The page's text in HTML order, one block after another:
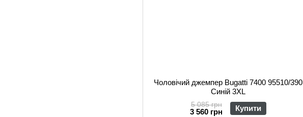
Чоловічий джемпер Bugatti 7400 95510/390
Синій 3XL
5 085 грн
3 560 грн Купити